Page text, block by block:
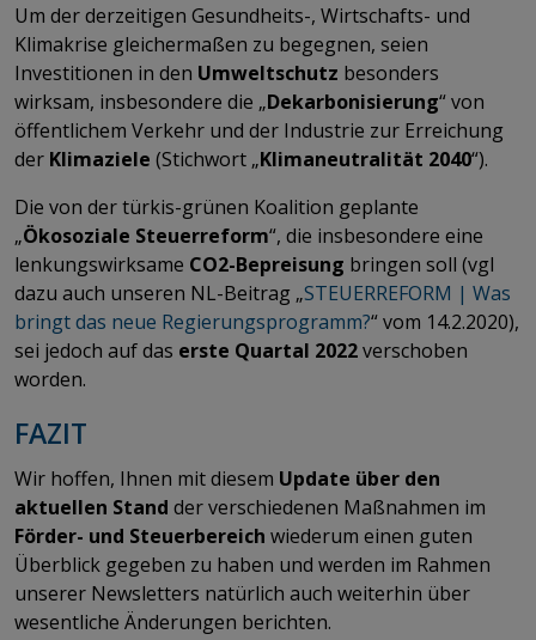
Um der derzeitigen Gesundheits-, Wirtschafts- und
Klimakrise gleichermaßen zu begegnen, seien
Investitionen in den Umweltschutz besonders
wirksam, insbesondere die „Dekarbonisierung“ von
öffentlichem Verkehr und der Industrie zur Erreichung
der Klimaziele (Stichwort „Klimaneutralität 2040“).
Die von der türkis-grünen Koalition geplante
„Ökosoziale Steuerreform“, die insbesondere eine
lenkungswirksame CO2-Bepreisung bringen soll (vgl
dazu auch unseren NL-Beitrag „STEUERREFORM | Was
bringt das neue Regierungsprogramm?“ vom 14.2.2020),
sei jedoch auf das erste Quartal 2022verschoben
worden.
FAZIT
Wir hoffen, Ihnen mit diesem Update über den
aktuellen Stand der verschiedenen Maßnahmen im
Förder- und Steuerbereich wiederum einen guten
Überblick gegeben zu haben und werden im Rahmen
unserer Newsletters natürlich auch weiterhin über
wesentliche Änderungen berichten.